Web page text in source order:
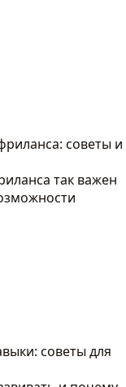
советы и
так важен
советы для